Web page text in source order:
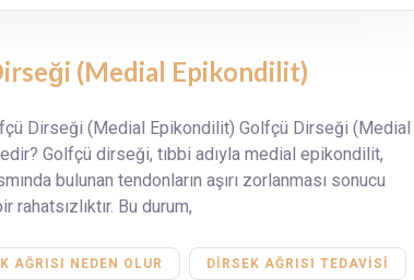
(Medial Epikondilit)
Dirseği (Medial Epikondilit) Golfçü Dirseği (Medial
Golfçü dirseği, tıbbi adıyla medial epikondilit,
bulunan tendonların aşırı zorlanması sonucu
rahatsızlıktır. Bu durum,
AĞRISI NEDEN OLUR DIRSEK AĞRISI TEDAVISI